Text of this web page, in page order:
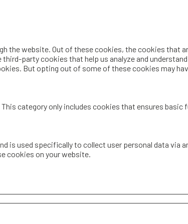
the website. Out of these cookies, the cookies that
party cookies that help us analyze and
But opting out of some of these cookies may
category only includes cookies that ensures
is used specifically to collect user personal data via
cookies on your website.